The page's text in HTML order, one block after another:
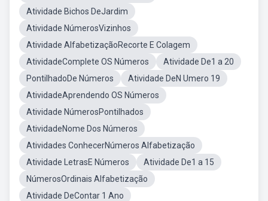
Atividade Bichos DeJardim
Atividade NúmerosVizinhos
Atividade AlfabetizaçãoRecorte E Colagem
AtividadeComplete OS Números
Atividade De1 a 20
PontilhadoDe Números
Atividade DeN Umero 19
AtividadeAprendendo OS Números
Atividade NúmerosPontilhados
AtividadeNome Dos Números
Atividades ConhecerNúmeros Alfabetização
Atividade LetrasE Números
Atividade De1 a 15
NúmerosOrdinais Alfabetização
Atividade DeContar 1 Ano